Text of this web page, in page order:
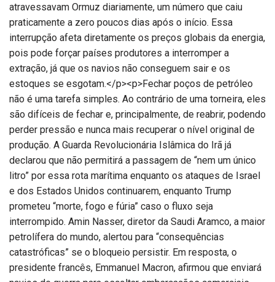
atravessavam Ormuz diariamente, um número que caiu
praticamente a zero poucos dias após o início. Essa
interrupção afeta diretamente os preços globais da energia,
pois pode forçar países produtores a interromper a
extração, já que os navios não conseguem sair e os
estoques se esgotam.</p><p>Fechar poços de petróleo
não é uma tarefa simples. Ao contrário de uma torneira, eles
são difíceis de fechar e, principalmente, de reabrir, podendo
perder pressão e nunca mais recuperar o nível original de
produção. A Guarda Revolucionária Islâmica do Irã já
declarou que não permitirá a passagem de “nem um único
litro” por essa rota marítima enquanto os ataques de Israel
e dos Estados Unidos continuarem, enquanto Trump
prometeu “morte, fogo e fúria” caso o fluxo seja
interrompido. Amin Nasser, diretor da Saudi Aramco, a maior
petrolífera do mundo, alertou para “consequências
catastróficas” se o bloqueio persistir. Em resposta, o
presidente francês, Emmanuel Macron, afirmou que enviará